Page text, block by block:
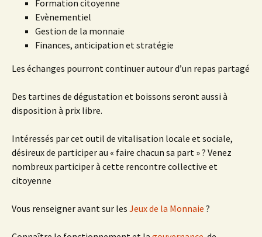
Formation citoyenne
Evènementiel
Gestion de la monnaie
Finances, anticipation et stratégie
Les échanges pourront continuer autour d’un repas partagé
Des tartines de dégustation et boissons seront aussi à
disposition à prix libre.
Intéressés par cet outil de vitalisation locale et sociale,
désireux de participer au « faire chacun sa part » ? Venez
nombreux participer à cette rencontre collective et
citoyenne
Vous renseigner avant sur les Jeux de la Monnaie ?